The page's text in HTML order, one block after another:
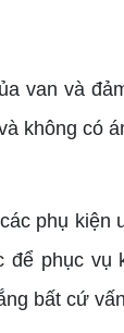
van và
không có
phụ kiện
phục vụ
bất cứ